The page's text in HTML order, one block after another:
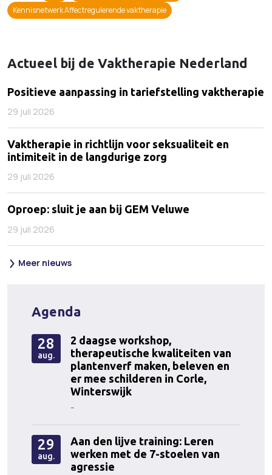
Kennisnetwerk Affectregulerende vaktherapie
Actueel bij de Vaktherapie Nederland
Positieve aanpassing in tariefstelling vaktherapie
29 juli 2026
Vaktherapie in richtlijn voor seksualiteit en
intimiteit in de langdurige zorg
29 juli 2026
Oproep: sluit je aan bij GEM Veluwe
29 juli 2026
Meer nieuws
Agenda
28
aug.
2 daagse workshop,
therapeutische kwaliteiten van
plantenverf maken, beleven en
er mee schilderen in Corle,
Winterswijk
-
29
aug.
Aan den lijve training: Leren
werken met de 7-stoelen van
agressie